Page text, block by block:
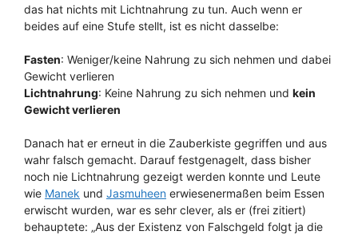
das hat nichts mit Lichtnahrung zu tun. Auch wenn er
beides auf eine Stufe stellt, ist es nicht dasselbe:
Fasten: Weniger/keine Nahrung zu sich nehmen und dabei
Gewicht verlieren
Lichtnahrung: Keine Nahrung zu sich nehmen und kein
Gewicht verlieren
Danach hat er erneut in die Zauberkiste gegriffen und aus
wahr falsch gemacht. Darauf festgenagelt, dass bisher
noch nie Lichtnahrung gezeigt werden konnte und Leute
wie Manek und Jasmuheen erwiesenermaßen beim Essen
erwischt wurden, war es sehr clever, als er (frei zitiert)
behauptete: „Aus der Existenz von Falschgeld folgt ja die